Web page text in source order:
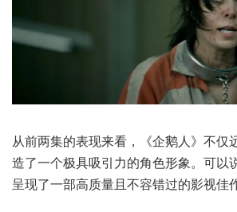
从前两集的表现来看，《企鹅人》不仅
造了一个极具吸引力的角色形象。可以
呈现了一部高质量且不容错过的影视佳作